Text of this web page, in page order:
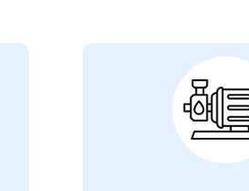
Água na
de
vazamento de água
pode ser causado por
razões, como
danificadas, juntas